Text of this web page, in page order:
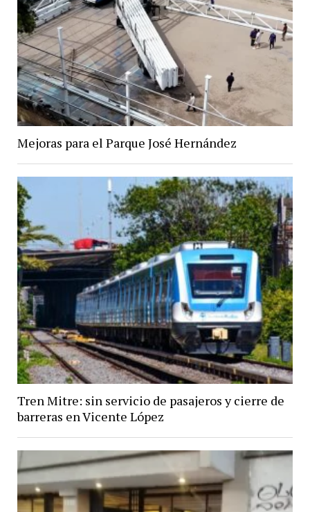
Mejoras para el Parque José Hernández
Tren Mitre: sin servicio de pasajeros y cierre de
barreras en Vicente López